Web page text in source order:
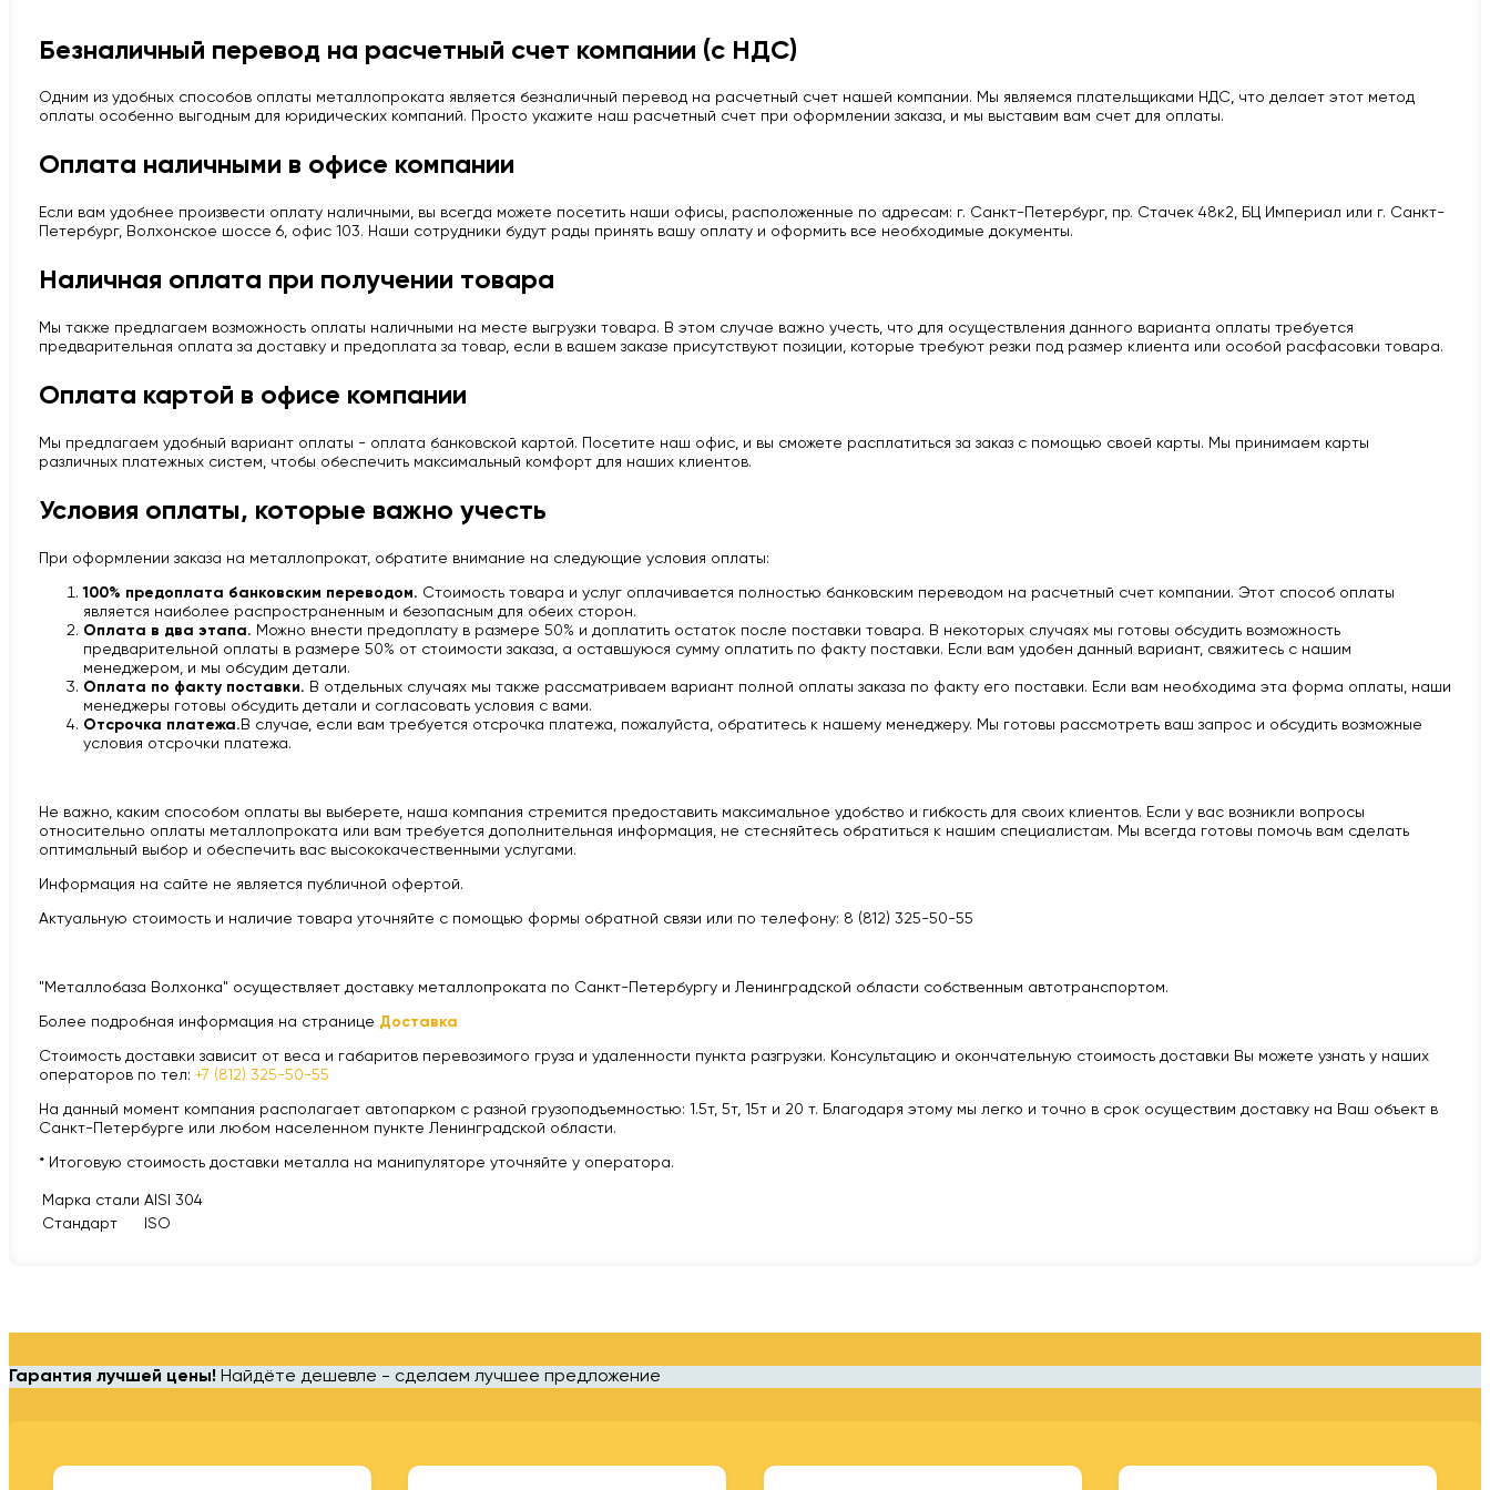
Безналичный перевод на расчетный счет компании (с НДС)
Одним из удобных способов оплаты металлопроката является безналичный перевод на расчетный счет нашей компании. Мы являемся плательщиками НДС, что делает этот метод
оплаты особенно выгодным для юридических компаний. Просто укажите наш расчетный счет при оформлении заказа, и мы выставим вам счет для оплаты.
Оплата наличными в офисе компании
Если вам удобнее произвести оплату наличными, вы всегда можете посетить наши офисы, расположенные по адресам: г. Санкт-Петербург, пр. Стачек 48к2, БЦ Империал или г. Санкт-
Петербург, Волхонское шоссе 6, офис 103. Наши сотрудники будут рады принять вашу оплату и оформить все необходимые документы.
Наличная оплата при получении товара
Мы также предлагаем возможность оплаты наличными на месте выгрузки товара. В этом случае важно учесть, что для осуществления данного варианта оплаты требуется
предварительная оплата за доставку и предоплата за товар, если в вашем заказе присутствуют позиции, которые требуют резки под размер клиента или особой расфасовки товара.
Оплата картой в офисе компании
Мы предлагаем удобный вариант оплаты - оплата банковской картой. Посетите наш офис, и вы сможете расплатиться за заказ с помощью своей карты. Мы принимаем карты
различных платежных систем, чтобы обеспечить максимальный комфорт для наших клиентов.
Условия оплаты, которые важно учесть
При оформлении заказа на металлопрокат, обратите внимание на следующие условия оплаты:
100% предоплата банковским переводом. Стоимость товара и услуг оплачивается полностью банковским переводом на расчетный счет компании. Этот способ оплаты
является наиболее распространенным и безопасным для обеих сторон.
Оплата в два этапа. Можно внести предоплату в размере 50% и доплатить остаток после поставки товара. В некоторых случаях мы готовы обсудить возможность
предварительной оплаты в размере 50% от стоимости заказа, а оставшуюся сумму оплатить по факту поставки. Если вам удобен данный вариант, свяжитесь с нашим
менеджером, и мы обсудим детали.
Оплата по факту поставки. В отдельных случаях мы также рассматриваем вариант полной оплаты заказа по факту его поставки. Если вам необходима эта форма оплаты, наши
менеджеры готовы обсудить детали и согласовать условия с вами.
Отсрочка платежа. В случае, если вам требуется отсрочка платежа, пожалуйста, обратитесь к нашему менеджеру. Мы готовы рассмотреть ваш запрос и обсудить возможные
условия отсрочки платежа.
Не важно, каким способом оплаты вы выберете, наша компания стремится предоставить максимальное удобство и гибкость для своих клиентов. Если у вас возникли вопросы
относительно оплаты металлопроката или вам требуется дополнительная информация, не стесняйтесь обратиться к нашим специалистам. Мы всегда готовы помочь вам сделать
оптимальный выбор и обеспечить вас высококачественными услугами.
Информация на сайте не является публичной офертой.
Актуальную стоимость и наличие товара уточняйте с помощью формы обратной связи или по телефону: 8 (812) 325-50-55
"Металлобаза Волхонка" осуществляет доставку металлопроката по Санкт-Петербургу и Ленинградской области собственным автотранспортом.
Более подробная информация на странице Доставка
Стоимость доставки зависит от веса и габаритов перевозимого груза и удаленности пункта разгрузки. Консультацию и окончательную стоимость доставки Вы можете узнать у наших
операторов по тел: +7 (812) 325-50-55
На данный момент компания располагает автопарком с разной грузоподъемностью: 1.5т, 5т, 15т и 20 т. Благодаря этому мы легко и точно в срок осуществим доставку на Ваш объект в
Санкт-Петербурге или любом населенном пункте Ленинградской области.
* Итоговую стоимость доставки металла на манипуляторе уточняйте у оператора.
Марка стали AISI 304
Стандарт
ISO
Гарантия лучшей цены! Найдёте дешевле - сделаем лучшее предложение